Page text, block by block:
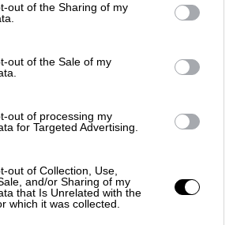
out of the Sharing of my
out of the Sale of my
out of processing my
for Targeted Advertising.
out of Collection, Use,
and/or Sharing of my
that Is Unrelated with the
which it was collected.
A PROCIDA